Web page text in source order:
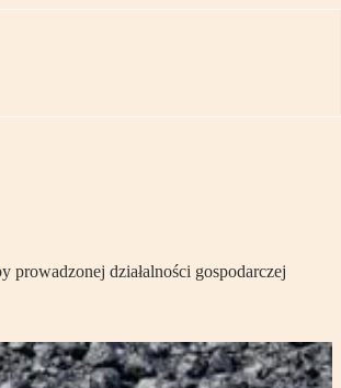
prowadzonej działalności gospodarczej